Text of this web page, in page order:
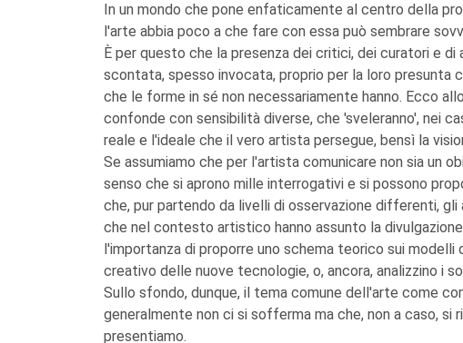
In un mondo che pone enfaticamente al centro della
l'arte abbia poco a che fare con essa può sembrare
È per questo che la presenza dei critici, dei curatori e
scontata, spesso invocata, proprio per la loro presunta
che le forme in sé non necessariamente hanno. Ecco
confonde con sensibilità diverse, che 'sveleranno', nei
reale e l'ideale che il vero artista persegue, bensì la
Se assumiamo che per l'artista comunicare non sia un
senso che si aprono mille interrogativi e si possono
che, pur partendo da livelli di osservazione differenti,
che nel contesto artistico hanno assunto la
l'importanza di proporre uno schema teorico sui
creativo delle nuove tecnologie, o, ancora, analizzino i
Sullo sfondo, dunque, il tema comune dell'arte come
generalmente non ci si sofferma ma che, non a caso,
presentiamo.